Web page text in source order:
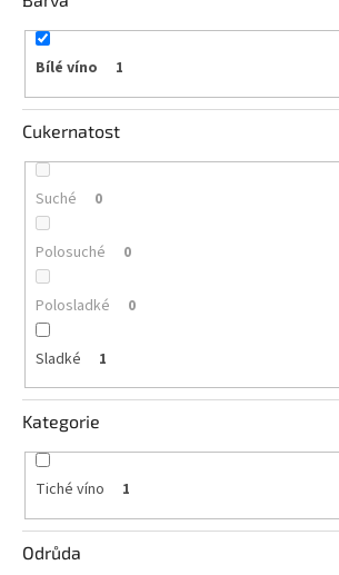
Víno
podle
obsahu
cukru
Dárkové
vína
Delikatesy
vínu
Vývrtky
-
větší
objem
Ostatní
Značky
Bílé víno 1
Cukernatost
Suché 0
Polosuché 0
Polosladké 0
Sladké 1
Kategorie
Tiché víno 1
Odrůda